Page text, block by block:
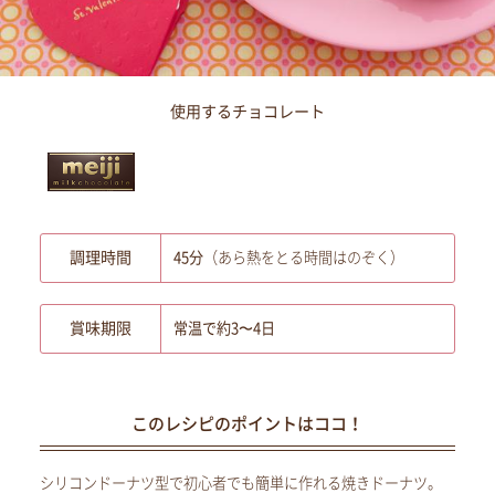
使用するチョコレート
調理時間 45分 （あら熱をとる時間はのぞく）
賞味期限 常温で約3〜4日
このレシピのポイントはココ！
シリコンドーナツ型で初心者でも簡単に作れる焼きドーナツ。